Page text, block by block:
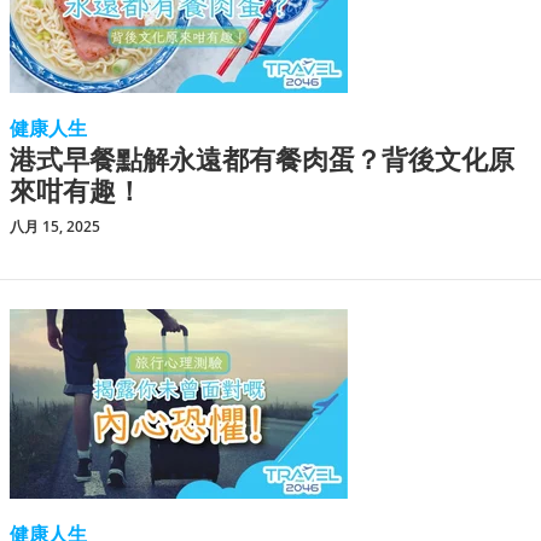
健康人生
港式早餐點解永遠都有餐肉蛋？背後文化原
來咁有趣！
八月 15, 2025
健康人生